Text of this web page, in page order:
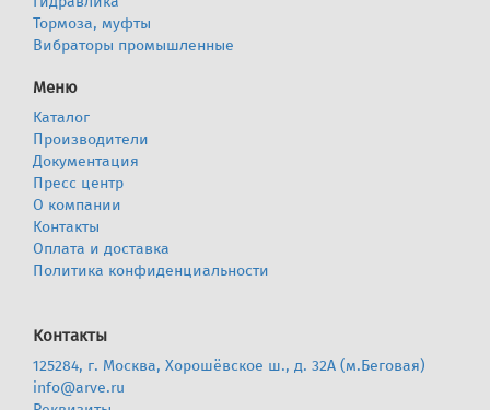
Тормоза, муфты
Вибраторы промышленные
Меню
Каталог
Производители
Документация
Пресс центр
О компании
Контакты
Оплата и доставка
Политика конфиденциальности
Контакты
125284, г. Москва, Хорошёвское ш., д. 32А (м.Беговая)
info@arve.ru